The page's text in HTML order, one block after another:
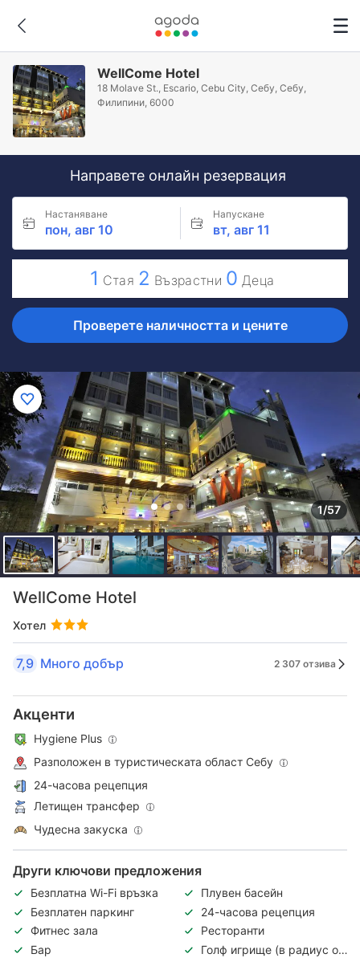
WellCome Hotel
18 Molave St., Escario, Cebu City, Себу, Себу,
Филипини, 6000
Направете онлайн резервация
Настаняване
пон, авг 10
Напускане
вт, авг 11
1 Стая 2 Възрастни 0 Деца
Проверете наличността и цените
1/57
WellCome Hotel
Хотел
7,9 Много добър 2 307 отзива
Акценти
Hygiene Plus
Разположен в туристическата област Себу
24-часова рецепция
Летищен трансфер
Чудесна закуска
Други ключови предложения
Безплатна Wi-Fi връзка
Плувен басейн
Безплатен паркинг
24-часова рецепция
Фитнес зала
Ресторанти
Бар
Голф игрище (в радиус от